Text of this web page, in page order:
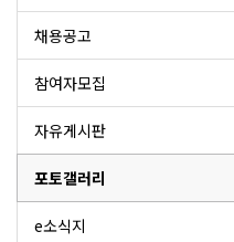
채용공고
참여자모집
자유게시판
포토갤러리
e소식지